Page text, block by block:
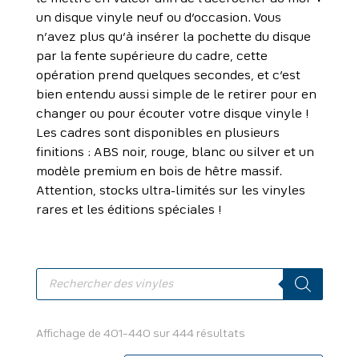
un disque vinyle neuf ou d’occasion. Vous
n’avez plus qu’à insérer la pochette du disque
par la fente supérieure du cadre, cette
opération prend quelques secondes, et c’est
bien entendu aussi simple de le retirer pour en
changer ou pour écouter votre disque vinyle !
Les cadres sont disponibles en plusieurs
finitions : ABS noir, rouge, blanc ou silver et un
modèle premium en bois de hêtre massif.
Attention, stocks ultra-limités sur les vinyles
rares et les éditions spéciales !
Recherche
produits
Affichage de 401–440 sur 444 résultatsTrié